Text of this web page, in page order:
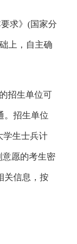
求》(国家分
上，自主确
招生单位可
。招生单位
学生士兵计
意愿的考生密
关信息，按